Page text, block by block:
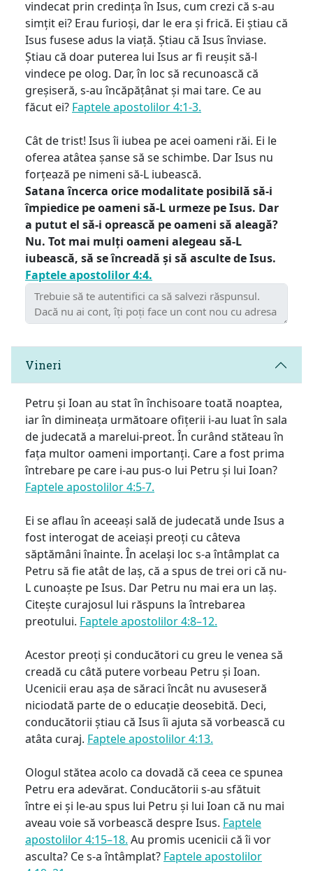
vindecat prin credința în Isus, cum crezi că s-au
simțit ei? Erau furioși, dar le era și frică. Ei știau că
Isus fusese adus la viață. Știau că Isus înviase.
Știau că doar puterea lui Isus ar fi reușit să-l
vindece pe olog. Dar, în loc să recunoască că
greșiseră, s-au încăpățânat și mai tare. Ce au
făcut ei? Faptele apostolilor 4:1-3.
Cât de trist! Isus îi iubea pe acei oameni răi. Ei le
oferea atâtea șanse să se schimbe. Dar Isus nu
forțează pe nimeni să-L iubească.
Satana încerca orice modalitate posibilă să-i
împiedice pe oameni să-L urmeze pe Isus. Dar
a putut el să-i oprească pe oameni să aleagă?
Nu. Tot mai mulți oameni alegeau să-L
iubească, să se încreadă și să asculte de Isus.
Faptele apostolilor 4:4.
Vineri
Petru și Ioan au stat în închisoare toată noaptea,
iar în dimineața următoare ofițerii i-au luat în sala
de judecată a marelui-preot. În curând stăteau în
fața multor oameni importanți. Care a fost prima
întrebare pe care i-au pus-o lui Petru și lui Ioan?
Faptele apostolilor 4:5-7.
Ei se aflau în aceeași sală de judecată unde Isus a
fost interogat de aceiași preoți cu câteva
săptămâni înainte. În același loc s-a întâmplat ca
Petru să fie atât de laș, că a spus de trei ori că nu-
L cunoaște pe Isus. Dar Petru nu mai era un laș.
Citește curajosul lui răspuns la întrebarea
preotului. Faptele apostolilor 4:8–12.
Acestor preoți și conducători cu greu le venea să
creadă cu câtă putere vorbeau Petru și Ioan.
Ucenicii erau așa de săraci încât nu avuseseră
niciodată parte de o educație deosebită. Deci,
conducătorii știau că Isus îi ajuta să vorbească cu
atâta curaj. Faptele apostolilor 4:13.
Ologul stătea acolo ca dovadă că ceea ce spunea
Petru era adevărat. Conducătorii s-au sfătuit
între ei și le-au spus lui Petru și lui Ioan că nu mai
aveau voie să vorbească despre Isus. Faptele
apostolilor 4:15–18. Au promis ucenicii că îi vor
asculta? Ce s-a întâmplat? Faptele apostolilor